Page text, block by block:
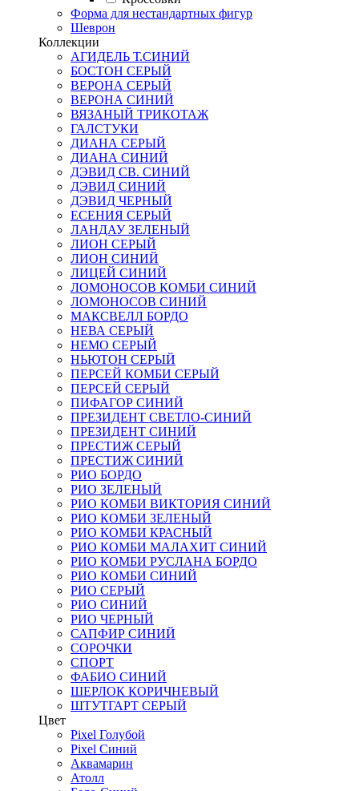
Форма для нестандартных фигур
Шеврон
Коллекции
АГИДЕЛЬ Т.СИНИЙ
БОСТОН СЕРЫЙ
ВЕРОНА СЕРЫЙ
ВЕРОНА СИНИЙ
ВЯЗАНЫЙ ТРИКОТАЖ
ГАЛСТУКИ
ДИАНА СЕРЫЙ
ДИАНА СИНИЙ
ДЭВИД СВ. СИНИЙ
ДЭВИД СИНИЙ
ДЭВИД ЧЕРНЫЙ
ЕСЕНИЯ СЕРЫЙ
ЛАНДАУ ЗЕЛЕНЫЙ
ЛИОН СЕРЫЙ
ЛИОН СИНИЙ
ЛИЦЕЙ СИНИЙ
ЛОМОНОСОВ КОМБИ СИНИЙ
ЛОМОНОСОВ СИНИЙ
МАКСВЕЛЛ БОРДО
НЕВА СЕРЫЙ
НЕМО СЕРЫЙ
НЬЮТОН СЕРЫЙ
ПЕРСЕЙ КОМБИ СЕРЫЙ
ПЕРСЕЙ СЕРЫЙ
ПИФАГОР СИНИЙ
ПРЕЗИДЕНТ СВЕТЛО-СИНИЙ
ПРЕЗИДЕНТ СИНИЙ
ПРЕСТИЖ СЕРЫЙ
ПРЕСТИЖ СИНИЙ
РИО БОРДО
РИО ЗЕЛЕНЫЙ
РИО КОМБИ ВИКТОРИЯ СИНИЙ
РИО КОМБИ ЗЕЛЕНЫЙ
РИО КОМБИ КРАСНЫЙ
РИО КОМБИ МАЛАХИТ СИНИЙ
РИО КОМБИ РУСЛАНА БОРДО
РИО КОМБИ СИНИЙ
РИО СЕРЫЙ
РИО СИНИЙ
РИО ЧЕРНЫЙ
САПФИР СИНИЙ
СОРОЧКИ
СПОРТ
ФАБИО СИНИЙ
ШЕРЛОК КОРИЧНЕВЫЙ
ШТУТГАРТ СЕРЫЙ
Цвет
Pixel Голубой
Pixel Синий
Аквамарин
Атолл